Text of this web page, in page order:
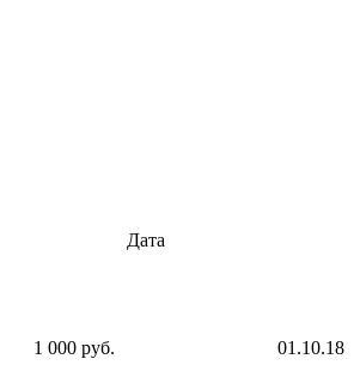
Дата
1 000 руб. 01.10.18